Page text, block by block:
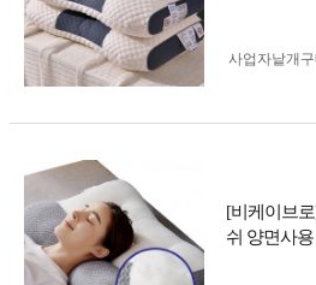
사업자 낱개
[비케이브
쉬 양면사